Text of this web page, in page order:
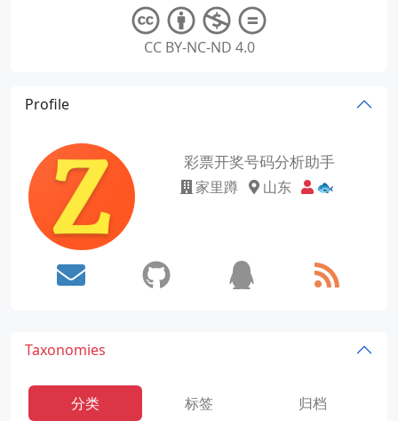
CC BY-NC-ND 4.0
Profile
彩票开奖号码分析助手
家里蹲 山东 🐟
Taxonomies
分类 标签 归档